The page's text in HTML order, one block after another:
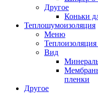
Другое
Коньки
Теплошумоизоляция
Меню
Вид
пленки
Другое